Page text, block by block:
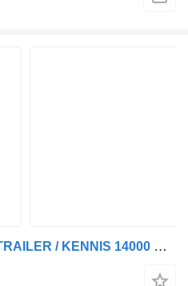
Floor 2 ASSIGE STENEN TRAILER / KENNIS 14000 R / KEURING 2027 / TUV 20